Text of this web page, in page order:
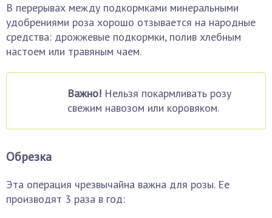
В перерывах между подкормками минеральными
удобрениями роза хорошо отзывается на народные
средства: дрожжевые подкормки, полив хлебным
настоем или травяным чаем.
Важно! Нельзя покармливать розу
свежим навозом или коровяком.
Обрезка
Эта операция чрезвычайна важна для розы. Ее
производят 3 раза в год: